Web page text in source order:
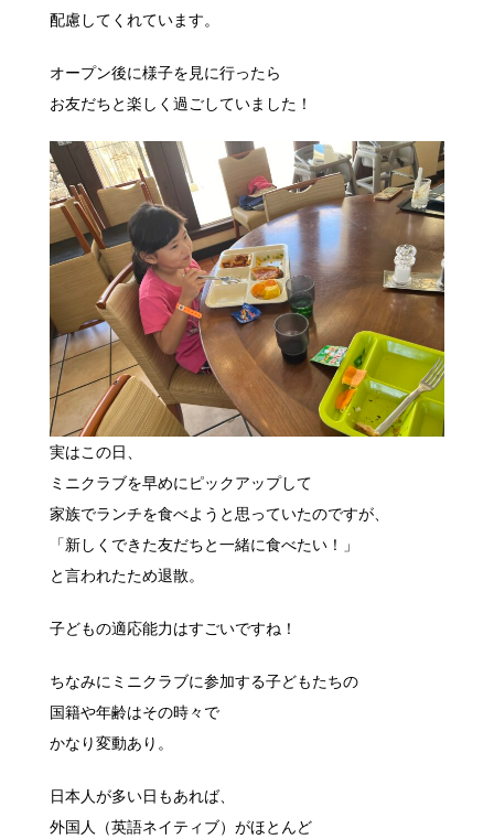
配慮してくれています。
オープン後に様子を見に行ったら
お友だちと楽しく過ごしていました！
実はこの日、
ミニクラブを早めにピックアップして
家族でランチを食べようと思っていたのですが、
「新しくできた友だちと一緒に食べたい！」
と言われたため退散。
子どもの適応能力はすごいですね！
ちなみにミニクラブに参加する子どもたちの
国籍や年齢はその時々で
かなり変動あり。
日本人が多い日もあれば、
外国人（英語ネイティブ）がほとんど